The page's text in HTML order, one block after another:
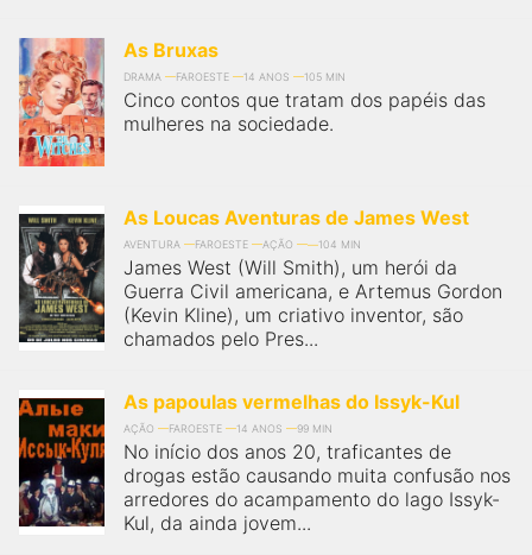
As Bruxas
DRAMA FAROESTE 14 ANOS 105 MIN
Cinco contos que tratam dos papéis das
mulheres na sociedade.
As Loucas Aventuras de James West
AVENTURA FAROESTE AÇÃO 104 MIN
James West (Will Smith), um herói da
Guerra Civil americana, e Artemus Gordon
(Kevin Kline), um criativo inventor, são
chamados pelo Pres...
As papoulas vermelhas do Issyk-Kul
AÇÃO FAROESTE 14 ANOS 99 MIN
No início dos anos 20, traficantes de
drogas estão causando muita confusão nos
arredores do acampamento do lago Issyk-
Kul, da ainda jovem...